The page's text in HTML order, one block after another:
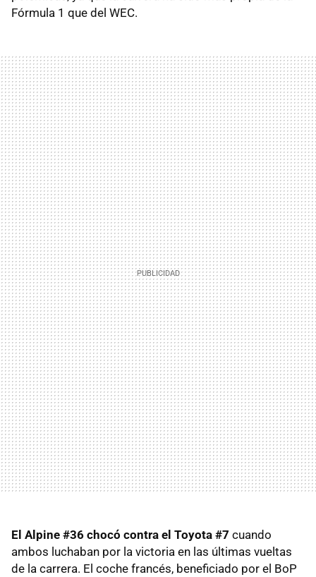
Fórmula 1 que del WEC.
El Alpine #36 chocó contra el Toyota #7 cuando
ambos luchaban por la victoria en las últimas vueltas
de la carrera. El coche francés, beneficiado por el BoP